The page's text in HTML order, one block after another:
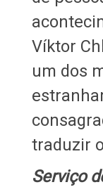
Víktor
um dos
traduzir
Serviço